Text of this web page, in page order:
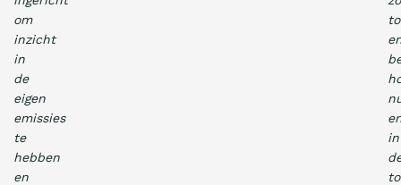
om
inzicht
in
de
eigen
emissies
te
hebben
en
in